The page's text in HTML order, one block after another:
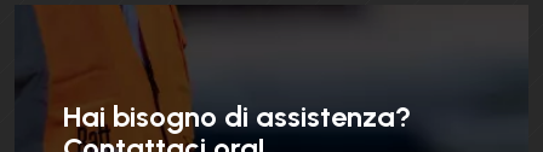
Hai bisogno di assistenza?